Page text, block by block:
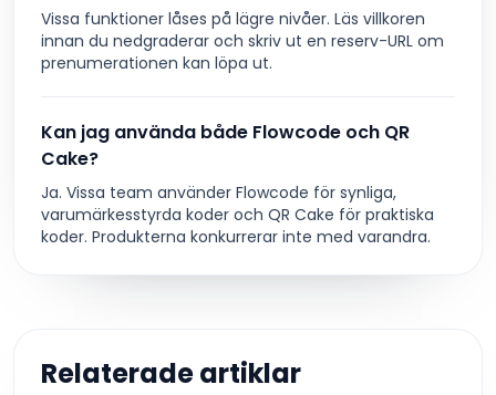
Vissa funktioner låses på lägre nivåer. Läs villkoren
innan du nedgraderar och skriv ut en reserv-URL om
prenumerationen kan löpa ut.
Kan jag använda både Flowcode och QR
Cake?
Ja. Vissa team använder Flowcode för synliga,
varumärkesstyrda koder och QR Cake för praktiska
koder. Produkterna konkurrerar inte med varandra.
Relaterade artiklar